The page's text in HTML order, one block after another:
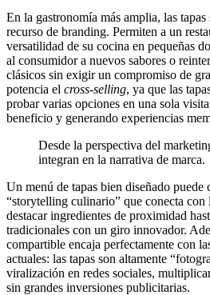
En la gastronomía más amplia, las
recurso de branding. Permiten a un
versatilidad de su cocina en pequeñas
al consumidor a nuevos sabores o
clásicos sin exigir un compromiso de
potencia el cross-selling, ya que las
probar varias opciones en una sola
beneficio y generando experiencias
Desde la perspectiva del
integran en la narrativa de marca.
Un menú de tapas bien diseñado puede
“storytelling culinario” que conecta
destacar ingredientes de proximidad
tradicionales con un giro innovador.
compartible encaja perfectamente con
actuales: las tapas son altamente
viralización en redes sociales,
sin grandes inversiones publicitarias.